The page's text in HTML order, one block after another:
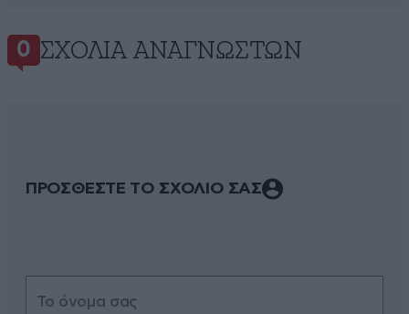
0 ΣΧΌΛΙΑ ΑΝΑΓΝΩΣΤΏΝ
ΠΡΟΣΘΕΣΤΕ ΤΟ ΣΧΟΛΙΟ ΣΑΣ